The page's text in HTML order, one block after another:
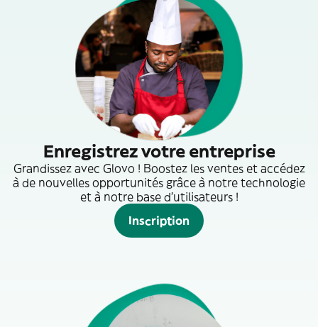
Enregistrez votre entreprise
Grandissez avec Glovo ! Boostez les ventes et accédez
à de nouvelles opportunités grâce à notre technologie
et à notre base d'utilisateurs !
Inscription